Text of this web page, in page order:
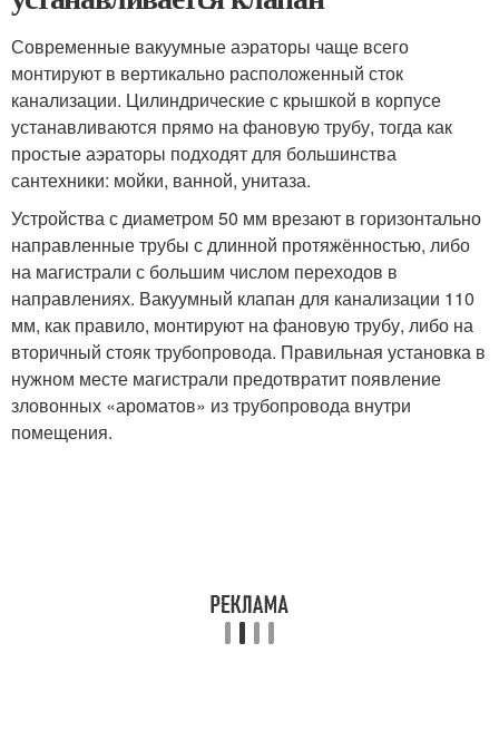
Современные вакуумные аэраторы чаще всего
монтируют в вертикально расположенный сток
канализации. Цилиндрические с крышкой в корпусе
устанавливаются прямо на фановую трубу, тогда как
простые аэраторы подходят для большинства
сантехники: мойки, ванной, унитаза.
Устройства с диаметром 50 мм врезают в горизонтально
направленные трубы с длинной протяжённостью, либо
на магистрали с большим числом переходов в
направлениях. Вакуумный клапан для канализации 110
мм, как правило, монтируют на фановую трубу, либо на
вторичный стояк трубопровода. Правильная установка в
нужном месте магистрали предотвратит появление
зловонных «ароматов» из трубопровода внутри
помещения.